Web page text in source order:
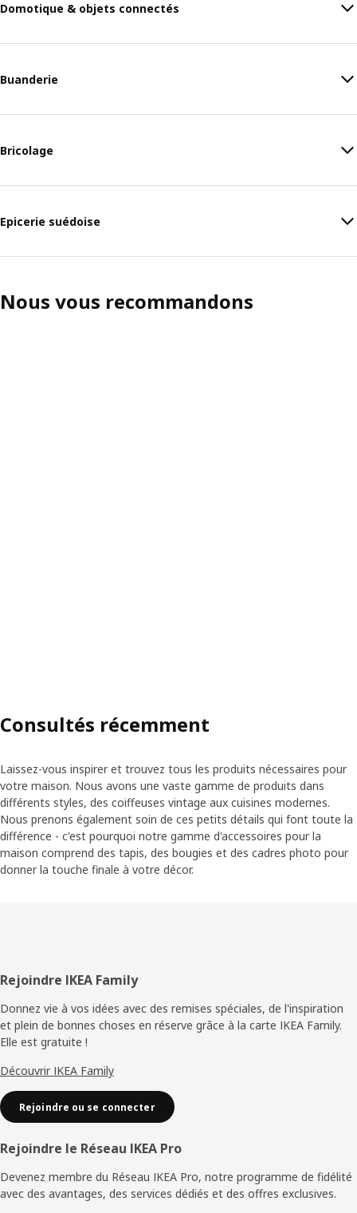
Domotique & objets connectés
Buanderie
Bricolage
Epicerie suédoise
Nous vous recommandons
Consultés récemment
Laissez-vous inspirer et trouvez tous les produits nécessaires pour
votre maison. Nous avons une vaste gamme de produits dans
différents styles, des coiffeuses vintage aux cuisines modernes.
Nous prenons également soin de ces petits détails qui font toute la
différence - c'est pourquoi notre gamme d'accessoires pour la
maison comprend des tapis, des bougies et des cadres photo pour
donner la touche finale à votre décor.
Pied
de
page
Rejoindre IKEA Family
Donnez vie à vos idées avec des remises spéciales, de l'inspiration
et plein de bonnes choses en réserve grâce à la carte IKEA Family.
Elle est gratuite !
Découvrir IKEA Family
Rejoindre ou se connecter
Rejoindre le Réseau IKEA Pro
Devenez membre du Réseau IKEA Pro, notre programme de fidélité
avec des avantages, des services dédiés et des offres exclusives.